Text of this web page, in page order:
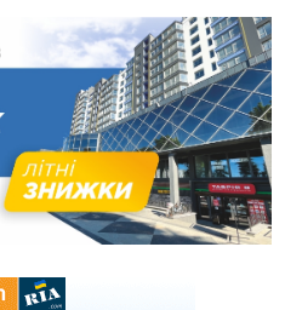
найбільшу спеку за всю історію
чому важливо розпочати
за магазину понад 640
до 5 років
для "Оберегу" дані про
побив інший керманич,
та Яремче 6 серпня